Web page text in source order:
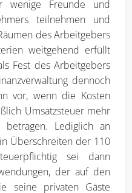
wenige Freunde und
teilnehmen und
des Arbeitgebers
weitgehend erfüllt
Fest des Arbeitgebers
dennoch
vor, wenn die Kosten
Umsatzsteuer mehr
Lediglich an
Überschreiten der 110
sei dann
der auf den
seine privaten Gäste